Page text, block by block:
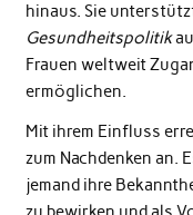
hinaus. Sie
Gesundheitspolitik
Frauen weltweit
ermöglichen.
Mit ihrem Einfluss
zum Nachdenken an.
jemand ihre